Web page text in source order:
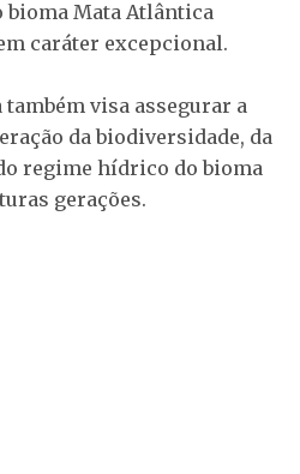
bioma Mata Atlântica
caráter excepcional.
visa assegurar a
da biodiversidade, da
regime hídrico do bioma
gerações.